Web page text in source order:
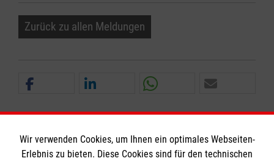
Zurück zu allen Meldungen
Wir verwenden Cookies, um Ihnen ein optimales Webseiten-
Erlebnis zu bieten. Diese Cookies sind für den technischen